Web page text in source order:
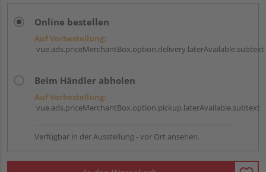
Online bestellen
Auf Vorbestellung:
vue.ads.priceMerchantBox.option.delivery.laterAvailable.subtext
Beim Händler abholen
Auf Vorbestellung:
vue.ads.priceMerchantBox.option.pickup.laterAvailable.subtext
Verfügbar in der Ausstellung - vor Ort ansehen.